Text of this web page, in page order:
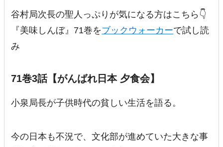
谷村局次長の聖人っぷりが気になる方はこちら👇
『美味しんぼ』71巻をブックウォーカーで試し読
み
71巻3話【がんばれ日本 夕食会】
小泉局長が子供時代の貧しい生活を語る。
今の日本も不況で、文化部が進めていた大きな事